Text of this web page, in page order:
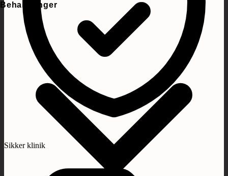
Behandlinger
Sikker klinik